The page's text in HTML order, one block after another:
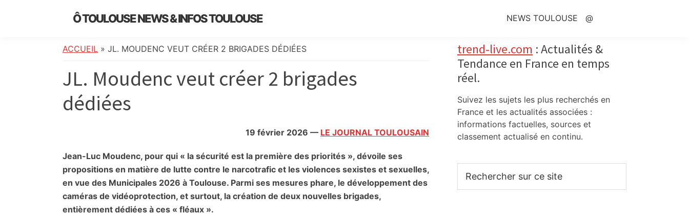
Ô TOULOUSE NEWS & INFOS TOULOUSE
de
toulousaine
:
info
locale,
politique,
météo,
faits
divers
et
NEWS TOULOUSE @
ACCUEIL » JL. MOUDENC VEUT CRÉER 2 BRIGADES DÉDIÉES
JL. Moudenc veut créer 2 brigades
dédiées
19 février 2026 — LE JOURNAL TOULOUSAIN
Jean-Luc Moudenc, pour qui « la sécurité est la première des priorités », dévoile ses
propositions en matière de lutte contre le narcotrafic et les violences sexistes et sexuelles,
en vue des Municipales 2026 à Toulouse. Parmi ses mesures phare, le développement des
caméras de vidéoprotection, et surtout, la création de deux nouvelles brigades,
entièrement dédiées à ces « fléaux ».
Primary
Sidebar
trend-live.com : Actualités &
Tendance en France en temps
réel.
Suivez les sujets les plus recherchés en
France et les actualités associées :
informations factuelles, sources et
classement actualisé en continu.
sur